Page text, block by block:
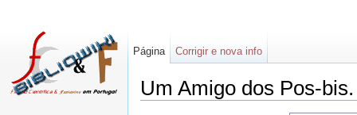
Um Amigo dos Pos-
Página Corrigir e nova info